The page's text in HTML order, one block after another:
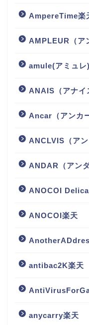
AmpereTime楽
AMPLEUR（ア
amule(アミュレ
ANAIS（アナイ
Ancar（アンカ
ANCLVIS（ア
ANDAR（アン
ANOCOI
ANOCOI楽天
antibac2K楽天
anycarry楽天